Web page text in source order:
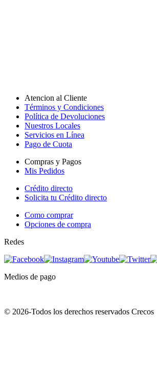
Atencion al Cliente
Términos y Condiciones
Política de Devoluciones
Nuestros Locales
Servicios en Línea
Pago de Cuota
Compras y Pagos
Mis Pedidos
Crédito directo
Solicita tu Crédito directo
Como comprar
Opciones de compra
Redes
Medios de pago
© 2026-Todos los derechos reservados Crecos